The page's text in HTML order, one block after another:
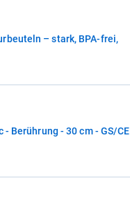
– stark, BPA-frei,
- Berührung - 30 cm - GS/CE